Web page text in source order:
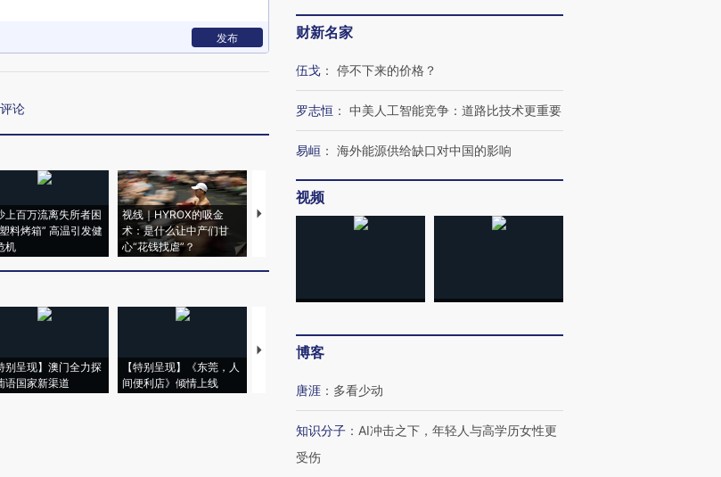
发布
论
上百万流离失所者困
料烤箱” 高温引发健
机
视线｜HYROX的吸金
术：是什么让中产们甘
心“花钱找虐”？
马航飞行员跨国走私7万
粒摇头丸 尿检体内含3种
视线｜被称为“蟑螂”的印
度Z世代 用街头抗争将教
视线｜“入侵”还是“人道危
别呈现】澳门全力探
语国家新渠道
【特别呈现】《东莞，人
间便利店》倾情上线
【推广】走进第四届链博
财新名家
伍戈 ： 停不下来的价格？
罗志恒 ： 中美人工智能竞争：道路比技术更重要
易峘 ： 海外能源供给缺口对中国的影响
视频
博客
唐涯 ： 多看少动
知识分子 ： AI冲击之下，年轻人与高学历女性更
受伤